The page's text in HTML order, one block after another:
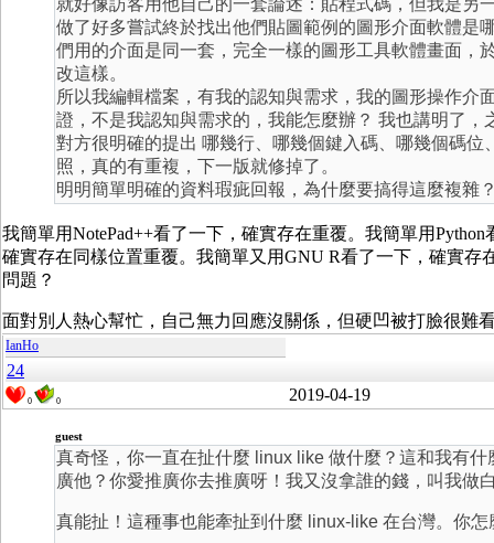
就好像訪客用他自己的一套論述：貼程式碼，但我是另
做了好多嘗試終於找出他們貼圖範例的圖形介面軟體是
們用的介面是同一套，完全一樣的圖形工具軟體畫面，
改這樣。
所以我編輯檔案，有我的認知與需求，我的圖形操作介
證，不是我認知與需求的，我能怎麼辦？ 我也講明了
對方很明確的提出 哪幾行、哪幾個鍵入碼、哪幾個碼
照，真的有重複，下一版就修掉了。
明明簡單明確的資料瑕疵回報，為什麼要搞得這麼複雜
我簡單用NotePad++看了一下，確實存在重覆。我簡單用
確實存在同樣位置重覆。我簡單又用GNU R看了一下，確實
問題？
面對別人熱心幫忙，自己無力回應沒關係，但硬凹被打臉很難
IanHo
24
0 0 2019-04-19
guest
真奇怪，你一直在扯什麼 linux like 做什麼？這和我有
廣他？你愛推廣你去推廣呀！我又沒拿誰的錢，叫我做
真能扯！這種事也能牽扯到什麼 linux-like 在台灣。你